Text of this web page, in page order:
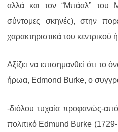
αλλά και τον “Μπάαλ” του
σύντομες σκηνές), στην
χαρακτηριστικά του κεντρικού
Αξίζει να επισημανθεί ότι το
ήρωα, Edmond Burke, ο
-διόλου τυχαία προφανώς-
πολιτικό Edmund Burke